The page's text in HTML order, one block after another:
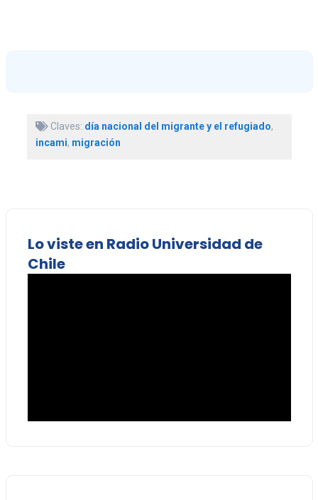
Claves: día nacional del migrante y el refugiado,
incami, migración
Lo viste en Radio Universidad de
Chile